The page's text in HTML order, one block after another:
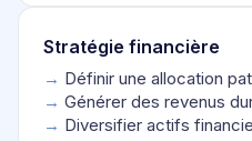
Stratégie financière
→ Définir une allocation
→ Générer des revenus
→ Diversifier actifs